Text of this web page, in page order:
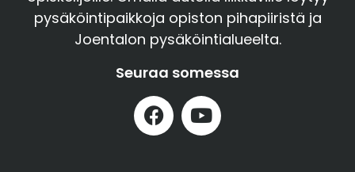
pysäköintipaikkoja opiston pihapiiristä ja
Joentalon pysäköintialueelta.
Seuraa somessa